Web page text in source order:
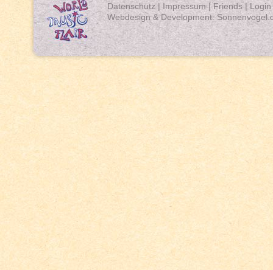
Datenschutz | Impressum|Friends|Login
Webdesign & Development: